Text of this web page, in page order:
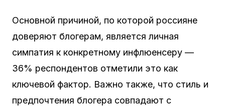
Основной причиной, по которой россияне
доверяют блогерам, является личная
симпатия к конкретному инфлюенсеру —
36% респондентов отметили это как
ключевой фактор. Важно также, что стиль и
предпочтения блогера совпадают с